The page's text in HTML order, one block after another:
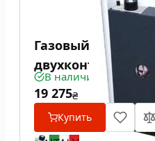
Газовый котел
двухконтурный
В наличии
19 275₴
Купить